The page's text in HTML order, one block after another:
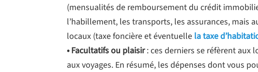
(mensualités de remboursement du crédit
l’habillement, les transports, les assurances, mais
locaux (taxe foncière et éventuelle la taxe
• Facultatifs ou plaisir: ces derniers se réfèrent aux
aux voyages. En résumé, les dépenses dont vous